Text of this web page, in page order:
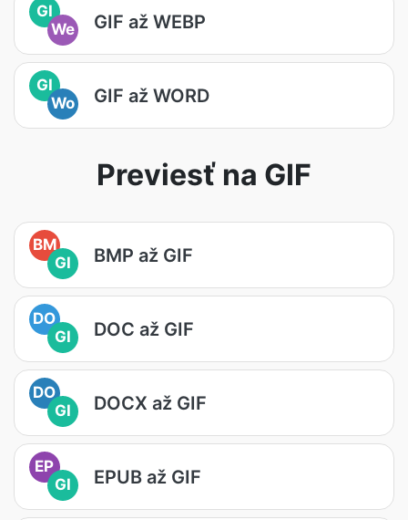
GI
We
GIF až WEBP
GI
Wo
GIF až WORD
Previesť na GIF
BM
GI
BMP až GIF
DO
GI
DOC až GIF
DO
GI
DOCX až GIF
EP
GI
EPUB až GIF